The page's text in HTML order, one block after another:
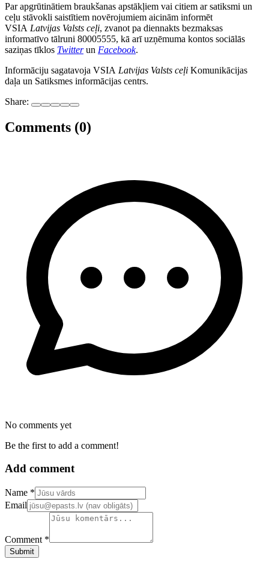
Par apgrūtinātiem braukšanas apstākļiem vai citiem ar satiksmi un
ceļu stāvokli saistītiem novērojumiem aicinām informēt
VSIA Latvijas Valsts ceļi, zvanot pa diennakts bezmaksas
informatīvo tālruni 80005555, kā arī uzņēmuma kontos sociālās
saziņas tīklos Twitterun Facebook.
Informāciju sagatavoja VSIA Latvijas Valsts ceļi Komunikācijas
daļa un Satiksmes informācijas centrs.
Share:
Comments (0)
No comments yet
Be the first to add a comment!
Add comment
Confirm your email address
Name *
Email
Comment *
Submit